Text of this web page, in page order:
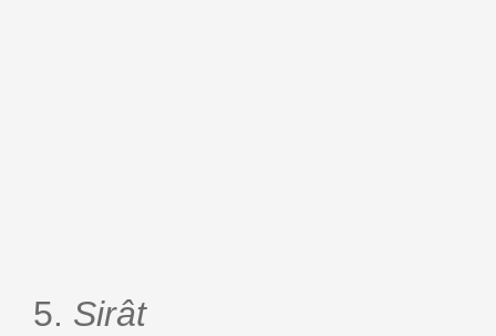
5. Sirât